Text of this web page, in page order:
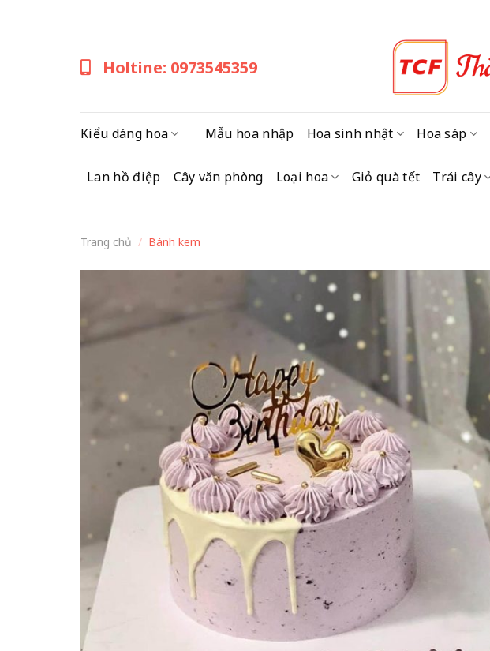
Holtine: 0973545359
Kiểu dáng hoa Mẫu hoa nhập Hoa sinh nhật Hoa sáp
Lan hồ điệp Cây văn phòng Loại hoa Giỏ quà tết Trái cây
Trang chủ / Bánh kem